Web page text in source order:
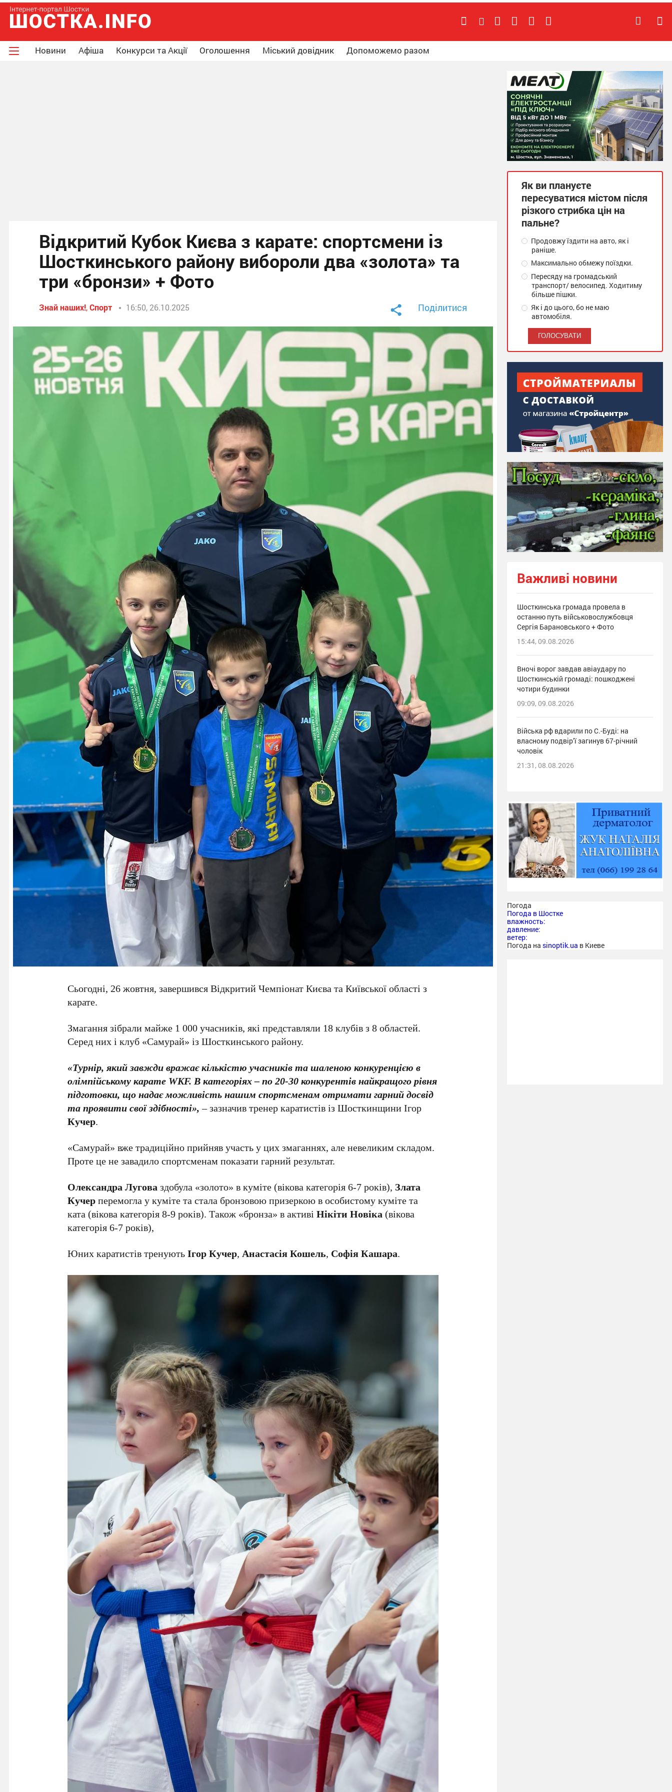
Новини Афіша Конкурси та Акції Оголошення Міський довідник Допоможемо разом
Відкритий Кубок Києва з карате: спортсмени із
Шосткинського району вибороли два «золота» та
три «бронзи» + Фото
Знай наших!,Спорт 16:50, 26.10.2025 Поділитися
Сьогодні, 26 жовтня, завершився Відкритий Чемпіонат Києва та Київської області з
карате.
Змагання зібрали майже 1 000 учасників, які представляли 18 клубів з 8 областей.
Серед них і клуб «Самурай» із Шосткинського району.
«Турнір, який завжди вражає кількістю учасників та шаленою конкуренцією в
олімпійському карате WKF. В категоріях – по 20-30 конкурентів найкращого рівня
підготовки, що надає можливість нашим спортсменам отримати гарний досвід
та проявити свої здібності»,– зазначив тренер каратистів із Шосткинщини Ігор
Кучер.
«Самурай» вже традиційно прийняв участь у цих змаганнях, але невеликим складом.
Проте це не завадило спортсменам показати гарний результат.
Олександра Луговаздобула «золото» в куміте (вікова категорія 6-7 років), Злата
Кучерперемогла у куміте та стала бронзовою призеркою в особистому куміте та
ката (вікова категорія 8-9 років). Також «бронза» в активіНікіти Новіка (вікова
категорія 6-7 років),
Юних каратистів тренуютьІгор Кучер,Анастасія Кошель, Софія Кашара.
Як ви плануєте
пересуватися містом після
різкого стрибка цін на
пальне?
Продовжу їздити на авто, як і
раніше.
Максимально обмежу поїздки.
Пересяду на громадський
транспорт/ велосипед. Ходитиму
більше пішки.
Як і до цього, бо не маю
автомобіля.
Важливі новини
Шосткинська громада провела в
останню путь військовослужбовця
Сергія Барановського + Фото
15:44, 09.08.2026
Вночі ворог завдав авіаудару по
Шосткинській громаді: пошкоджені
чотири будинки
09:09, 09.08.2026
Війська рф вдарили по С.-Буді: на
власному подвір’ї загинув 67-річний
чоловік
21:31, 08.08.2026
Погода
Погода в Шостке
влажность:
давление:
ветер:
Погода на sinoptik.ua в Киеве